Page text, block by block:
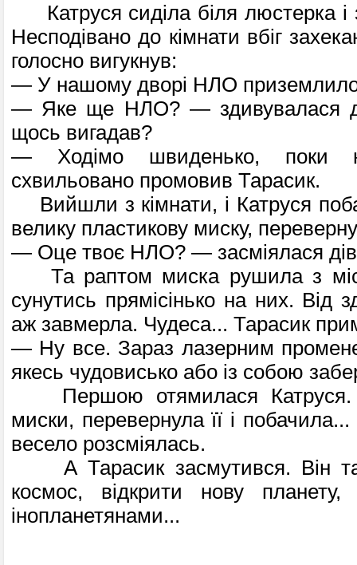
Катруся сиділа біля люстерка і
Несподівано до кімнати вбіг
голосно вигукнув:
— У нашому дворі НЛО
— Яке ще НЛО? — здивувалася
щось вигадав?
— Ходімо швиденько, поки
схвильовано промовив Тарасик.
Вийшли з кімнати, і Катруся
велику пластикову миску,
— Оце твоє НЛО? — засміялася
Та раптом миска рушила з
сунутись прямісінько на них. Від
аж завмерла. Чудеса... Тарасик
— Ну все. Зараз лазерним
якесь чудовисько або із собою
Першою отямилася Катруся.
миски, перевернула її і
весело розсміялась.
А Тарасик засмутився. Він
космос, відкрити нову
інопланетянами...